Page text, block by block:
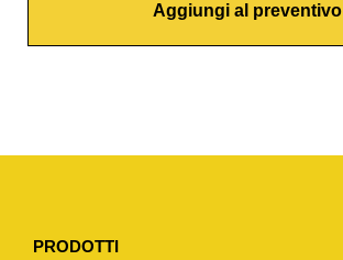
E
D
Aggiungi al preventivo
PRODOTTI